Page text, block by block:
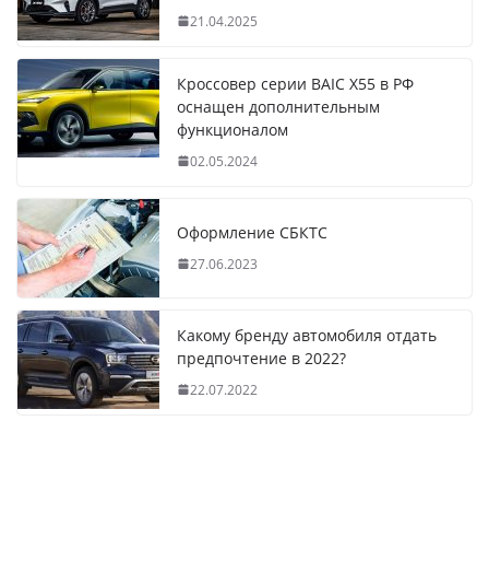
21.04.2025
Кроссовер серии BAIC X55 в РФ
оснащен дополнительным
функционалом
02.05.2024
Оформление СБКТС
27.06.2023
Какому бренду автомобиля отдать
предпочтение в 2022?
22.07.2022